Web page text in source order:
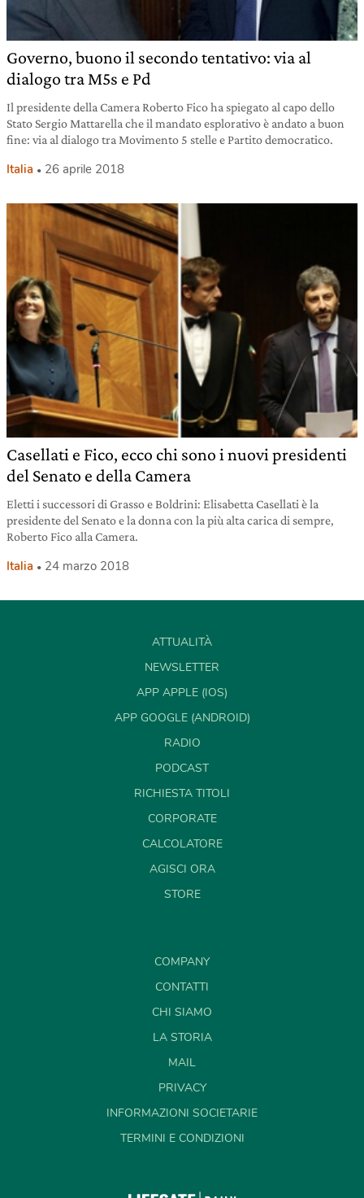
Governo, buono il secondo tentativo: via al
dialogo tra M5s e Pd
Il presidente della Camera Roberto Fico ha spiegato al capo dello
Stato Sergio Mattarella che il mandato esplorativo è andato a buon
fine: via al dialogo tra Movimento 5 stelle e Partito democratico.
Italia 26 aprile 2018
Casellati e Fico, ecco chi sono i nuovi presidenti
del Senato e della Camera
Eletti i successori di Grasso e Boldrini: Elisabetta Casellati è la
presidente del Senato e la donna con la più alta carica di sempre,
Roberto Fico alla Camera.
Italia 24 marzo 2018
ATTUALITÀ
NEWSLETTER
APP APPLE (IOS)
APP GOOGLE (ANDROID)
RADIO
PODCAST
RICHIESTA TITOLI
CORPORATE
CALCOLATORE
AGISCI ORA
STORE
COMPANY
CONTATTI
CHI SIAMO
LA STORIA
MAIL
PRIVACY
INFORMAZIONI SOCIETARIE
TERMINI E CONDIZIONI